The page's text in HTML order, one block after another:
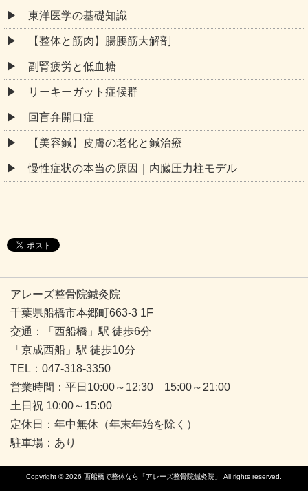
東洋医学の基礎知識
【整体と筋肉】腸腰筋大解剖
副腎疲労と低血糖
リーキーガット症候群
回盲弁開口症
【美容鍼】皮膚の老化と鍼治療
慢性症状の本当の原因｜内臓圧力柱モデル
アレーズ整骨院鍼灸院
千葉県船橋市本郷町663-3 1F
交通：「西船橋」駅 徒歩6分
「京成西船」駅 徒歩10分
TEL：047-318-3350
営業時間：平日10:00～12:30 15:00～21:00
土日祝 10:00～15:00
定休日：年中無休（年末年始を除く）
駐車場：あり
Copyright © 2026 西船橋で整体なら「アレーズ整骨院鍼灸院」 All rights reserved.